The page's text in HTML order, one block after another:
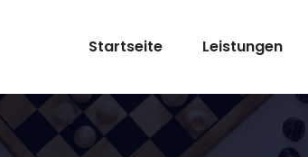
Startseite Leistungen